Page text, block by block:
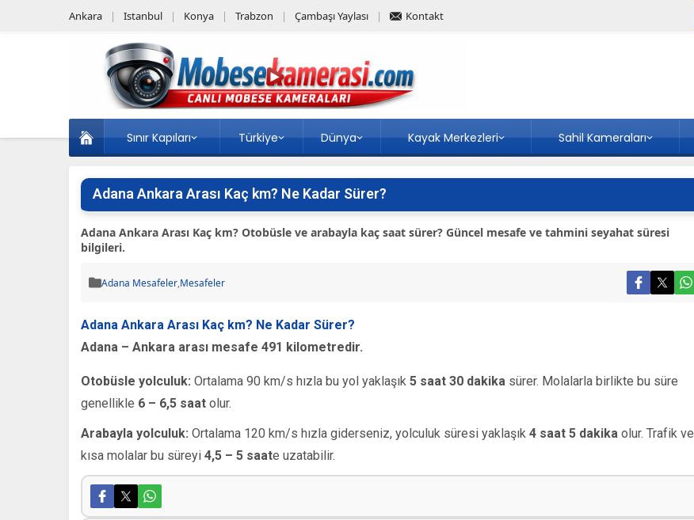
Ankara Istanbul Konya Trabzon Çambaşı Yaylası Kontakt
Sınır Kapıları Türkiye Dünya Kayak Merkezleri Sahil Kameraları
Adana Ankara Arası Kaç km? Ne Kadar Sürer?
Adana Ankara Arası Kaç km? Otobüsle ve arabayla kaç saat sürer? Güncel mesafe ve tahmini seyahat süresi
bilgileri.
Adana Mesafeler,Mesafeler
Adana Ankara Arası Kaç km? Ne Kadar Sürer?
Adana – Ankara arası mesafe 491 kilometredir.
Otobüsle yolculuk: Ortalama 90 km/s hızla bu yol yaklaşık 5 saat 30 dakika sürer. Molalarla birlikte bu süre
genellikle 6 – 6,5 saat olur.
Arabayla yolculuk: Ortalama 120 km/s hızla giderseniz, yolculuk süresi yaklaşık 4 saat 5 dakika olur. Trafik ve
kısa molalar bu süreyi 4,5 – 5 saate uzatabilir.